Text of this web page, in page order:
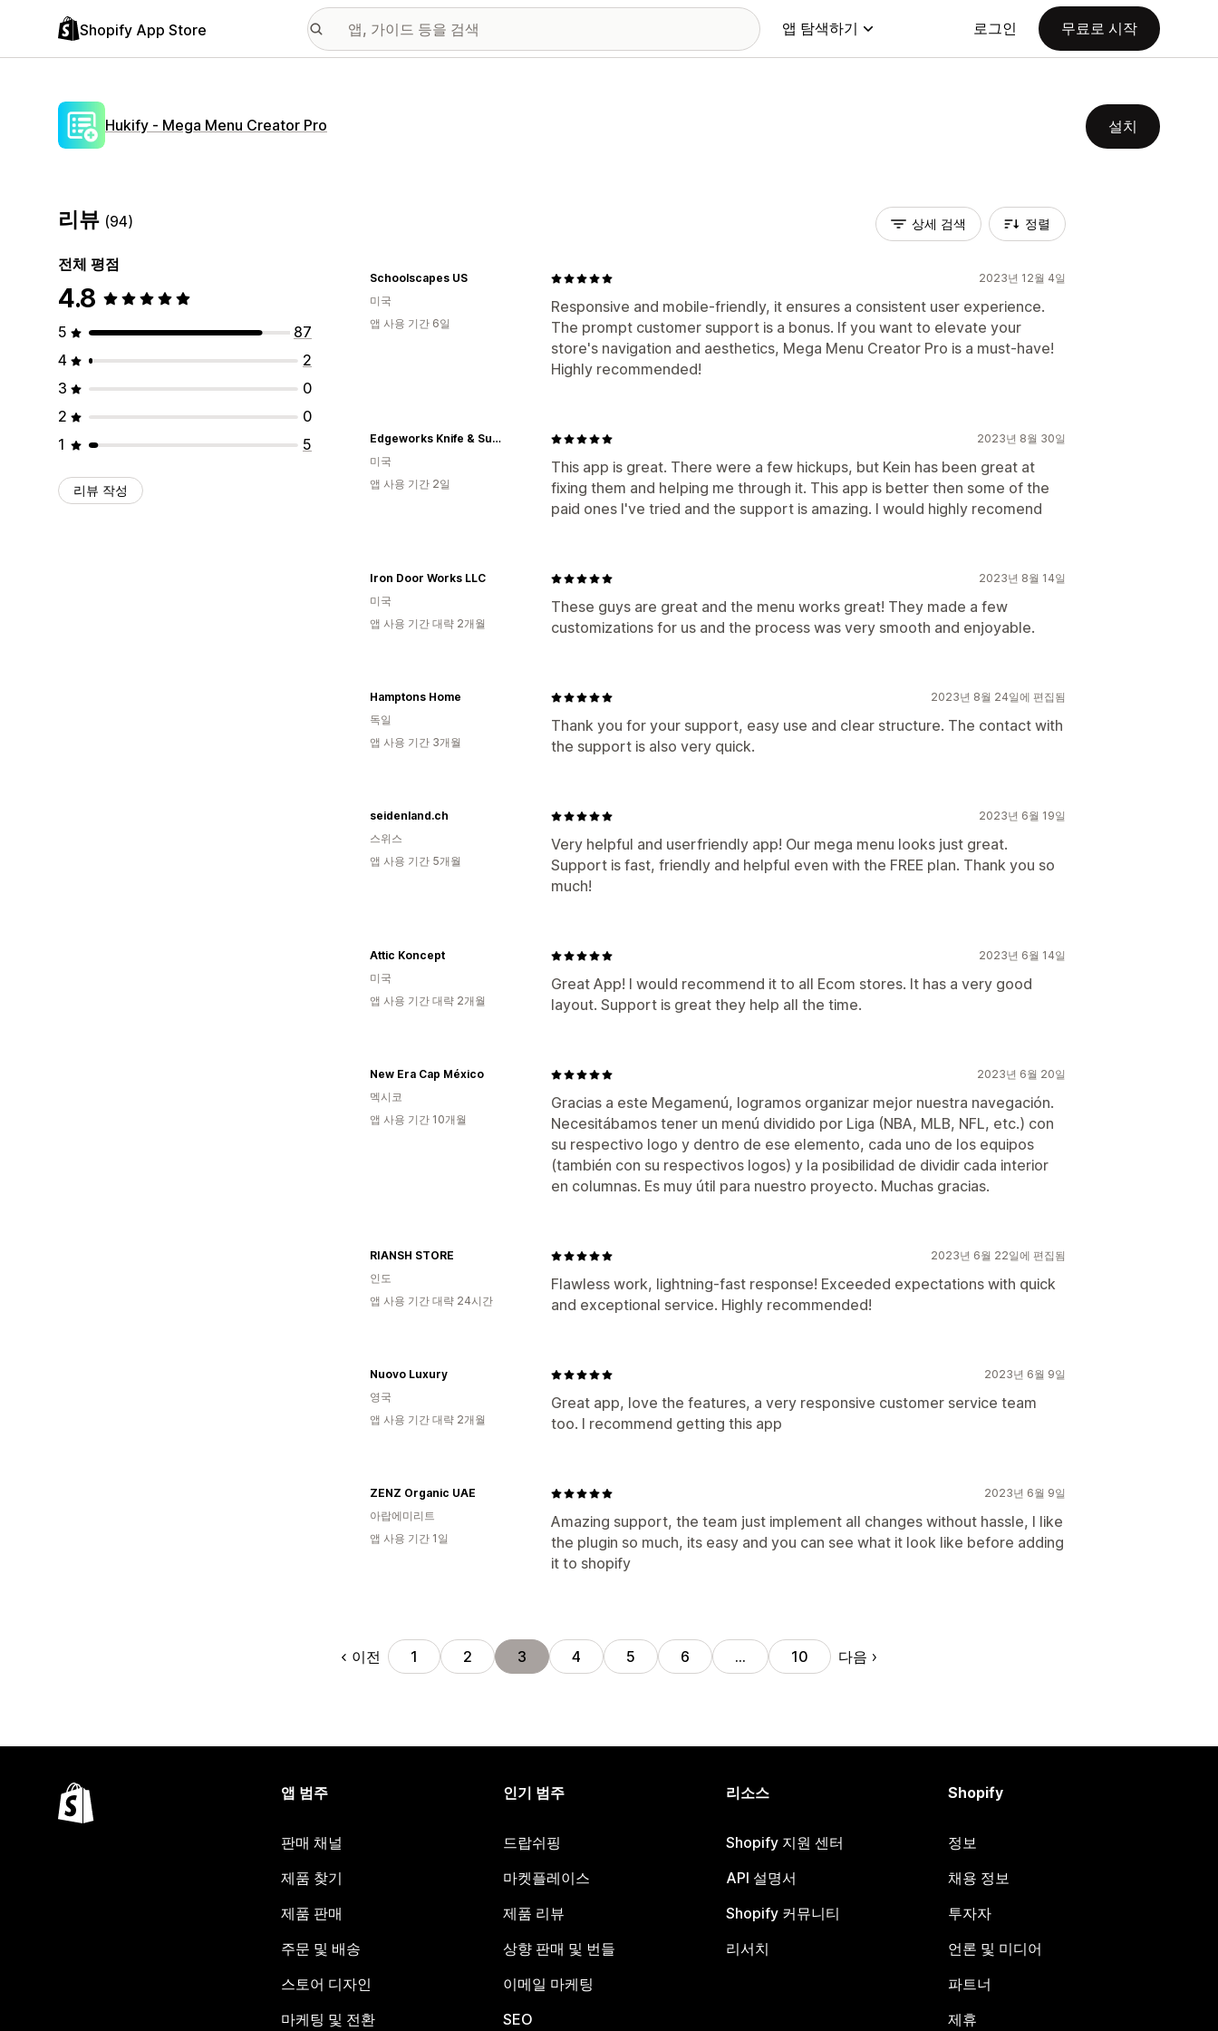
Shopify App Store 앱 탐색하기 로그인 무료로 시작
Hukify ‑ Mega Menu Creator Pro 설치
리뷰 (94)
전체 평점
4.8
5
87
4
2
3
0
2
0
1
5
리뷰 작성
상세 검색 정렬
2023년 12월 4일
Responsive and mobile-friendly, it ensures a consistent user experience.
The prompt customer support is a bonus. If you want to elevate your
store's navigation and aesthetics, Mega Menu Creator Pro is a must-have!
Highly recommended!
Schoolscapes US
미국
앱 사용 기간 6일
2023년 8월 30일
This app is great. There were a few hickups, but Kein has been great at
fixing them and helping me through it. This app is better then some of the
paid ones I've tried and the support is amazing. I would highly recomend
Edgeworks Knife & Supply Co
미국
앱 사용 기간 2일
2023년 8월 14일
These guys are great and the menu works great! They made a few
customizations for us and the process was very smooth and enjoyable.
Iron Door Works LLC
미국
앱 사용 기간 대략 2개월
2023년 8월 24일에 편집됨
Thank you for your support, easy use and clear structure. The contact with
the support is also very quick.
Hamptons Home
독일
앱 사용 기간 3개월
2023년 6월 19일
Very helpful and userfriendly app! Our mega menu looks just great.
Support is fast, friendly and helpful even with the FREE plan. Thank you so
much!
seidenland.ch
스위스
앱 사용 기간 5개월
2023년 6월 14일
Great App! I would recommend it to all Ecom stores. It has a very good
layout. Support is great they help all the time.
Attic Koncept
미국
앱 사용 기간 대략 2개월
2023년 6월 20일
Gracias a este Megamenú, logramos organizar mejor nuestra navegación.
Necesitábamos tener un menú dividido por Liga (NBA, MLB, NFL, etc.) con
su respectivo logo y dentro de ese elemento, cada uno de los equipos
(también con su respectivos logos) y la posibilidad de dividir cada interior
en columnas. Es muy útil para nuestro proyecto. Muchas gracias.
New Era Cap México
멕시코
앱 사용 기간 10개월
2023년 6월 22일에 편집됨
Flawless work, lightning-fast response! Exceeded expectations with quick
and exceptional service. Highly recommended!
RIANSH STORE
인도
앱 사용 기간 대략 24시간
2023년 6월 9일
Great app, love the features, a very responsive customer service team
too. I recommend getting this app
Nuovo Luxury
영국
앱 사용 기간 대략 2개월
2023년 6월 9일
Amazing support, the team just implement all changes without hassle, I like
the plugin so much, its easy and you can see what it look like before adding
it to shopify
ZENZ Organic UAE
아랍에미리트
앱 사용 기간 1일
이전 1 2 3 4 5 6 … 10 다음
앱 범주
판매 채널
제품 찾기
제품 판매
주문 및 배송
스토어 디자인
마케팅 및 전환
인기 범주
드랍쉬핑
마켓플레이스
제품 리뷰
상향 판매 및 번들
이메일 마케팅
SEO
리소스
Shopify 지원 센터
API 설명서
Shopify 커뮤니티
리서치
Shopify
정보
채용 정보
투자자
언론 및 미디어
파트너
제휴